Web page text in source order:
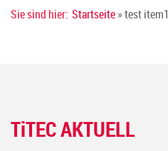
Sie sind hier: Startseite» test item1
TiTEC AKTUELL